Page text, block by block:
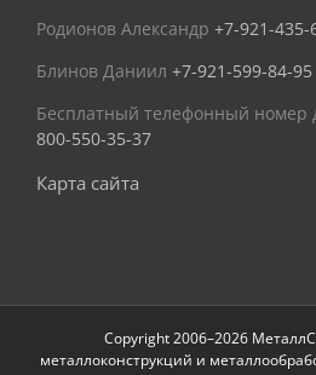
Родионов Александр +7-921-435-
Блинов Даниил +7-921-599-84-95
Бесплатный телефонный номер
800-550-35-37
Карта сайта
Copyright 2006–2026
металлоконструкций и